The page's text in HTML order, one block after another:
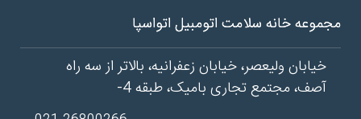
مجموعه خانه سلامت اتومبیل اتواسپا
خیابان ولیعصر، خیابان زعفرانیه، بالاتر از سه راه
آصف، مجتمع تجاری بامیک، طبقه 4-